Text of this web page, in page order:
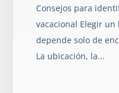
Consejos para
vacacional Elegir
depende solo de
La ubicación, la...